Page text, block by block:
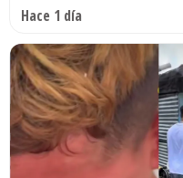
Hace 1 día